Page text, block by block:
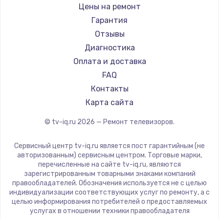
Замена видеокарты
1600 руб.
Ремонт разъема питания
880 руб.
Заказать
Замена видеочипа
Заказать
Замена северного моста
2600 руб.
Заказать
Daewoo
Centek
Telefunken
Hyundai
Doffler
Hiper
Grundig
HITACHI
Yandex
National
iFFALCON
Tuvio
Nord
Цены на ремонт
Гарантия
Отзывы
Диагностика
Оплата и доставка
FAQ
Контакты
Карта сайта
© tv-iq.ru 2026 — Ремонт телевизоров.
Сервисный центр tv-iq.ru является пост гарантийным (не
авторизованным) сервисным центром. Торговые марки,
перечисленные на сайте tv-iq.ru, являются
зарегистрированным товарными знаками компаний
правообладателей. Обозначения используется не с целью
индивидуализации соответствующих услуг по ремонту, а с
целью информирования потребителей о предоставляемых
услугах в отношении техники правообладателя